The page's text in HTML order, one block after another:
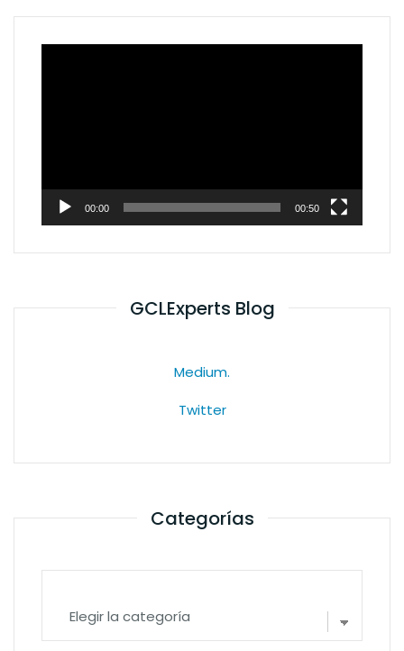
00:00 00:50
GCLExperts Blog
Medium.
Twitter
Categorías